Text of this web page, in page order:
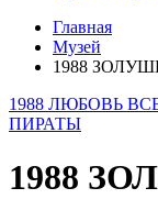
Главная
Музей
1988
1988 ЛЮБОВЬ
ПИРАТЫ
1988